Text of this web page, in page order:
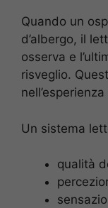
Quando un
d’albergo, il
osserva e
risveglio.
Un sistema
qualità